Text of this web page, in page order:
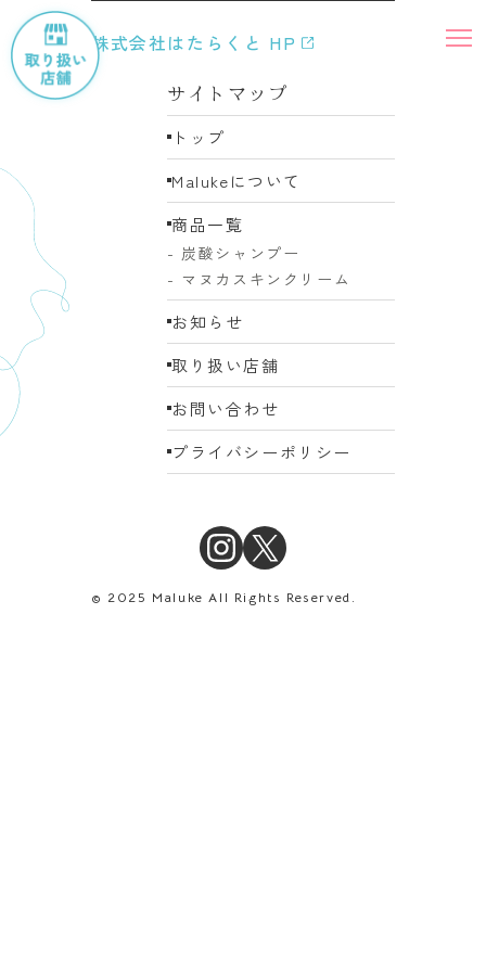
株式会社はたらくと HP
サイトマップ
トップ
Malukeについて
商品一覧
- 炭酸シャンプー
- マヌカスキンクリーム
お知らせ
取り扱い店舗
お問い合わせ
プライバシーポリシー
© 2025 Maluke All Rights Reserved.